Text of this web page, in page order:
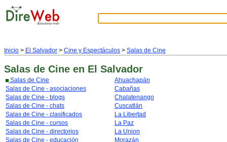
Inicio > El Salvador > Cine y Espectáculos > Salas de Cine
Salas de Cine en El Salvador
Salas de Cine
Salas de Cine - asociaciones
Salas de Cine - blogs
Salas de Cine - chats
Salas de Cine - clasificados
Salas de Cine - cursos
Salas de Cine - directorios
Salas de Cine - educación
Ahuachapán
Cabañas
Chalatenango
Cuscatlán
La Libertad
La Paz
La Union
Morazán